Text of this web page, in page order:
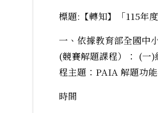
標題:【轉知】「115年
一、依據教育部全國中
(競賽解題課程）： (一)
程主題：PAIA 解題功
時間